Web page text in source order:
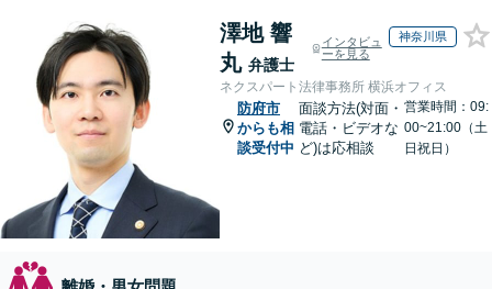
澤地 響
丸 弁護士
インタビュ
ーを見る
神奈川県
ネクスパート法律事務所 横浜オフィス
防府市
からも相
談受付中
面談方法(対面・
電話・ビデオな
ど)は応相談
営業時間：09:
00~21:00（土
日祝日）